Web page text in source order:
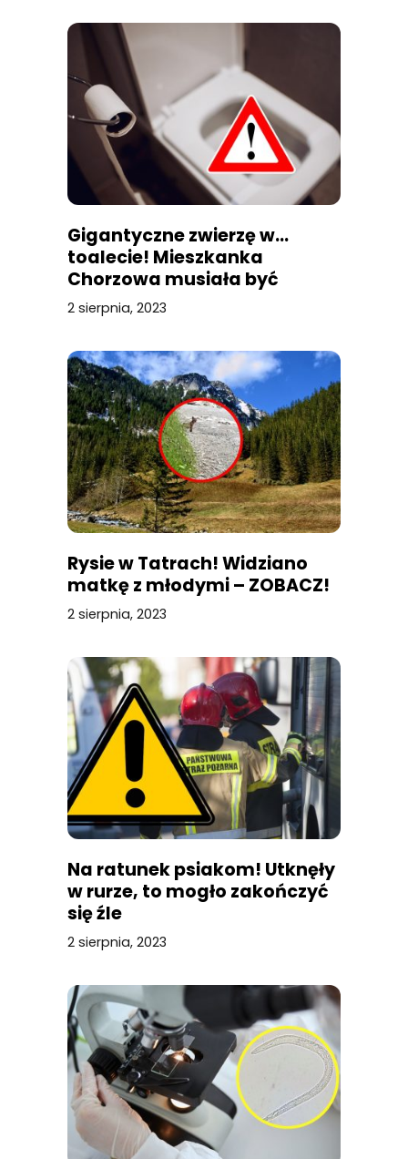
Gigantyczne zwierzę w…
toalecie! Mieszkanka
Chorzowa musiała być
przerażona
2 sierpnia, 2023
Rysie w Tatrach! Widziano
matkę z młodymi – ZOBACZ!
2 sierpnia, 2023
Na ratunek psiakom! Utknęły
w rurze, to mogło zakończyć
się źle
2 sierpnia, 2023